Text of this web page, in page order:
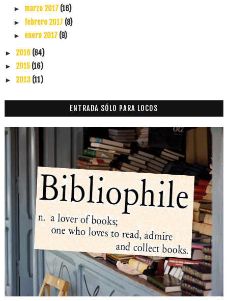
► marzo 2017 (16)
► febrero 2017 (8)
► enero 2017 (9)
► 2016 (84)
► 2015 (16)
► 2013 (11)
ENTRADA SÓLO PARA LOCOS